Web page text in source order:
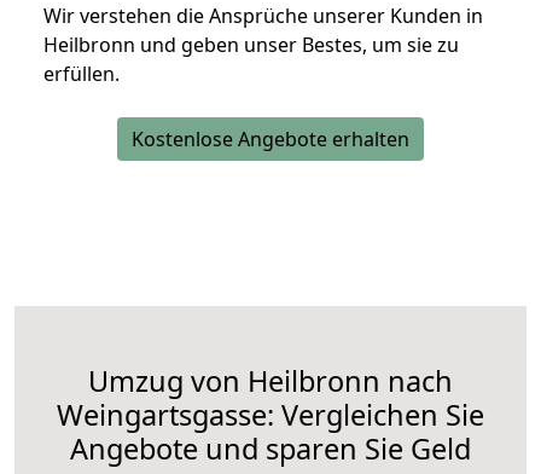
Wir verstehen die Ansprüche unserer Kunden in
Heilbronn und geben unser Bestes, um sie zu
erfüllen.
Kostenlose Angebote erhalten
Umzug von Heilbronn nach
Weingartsgasse: Vergleichen Sie
Angebote und sparen Sie Geld